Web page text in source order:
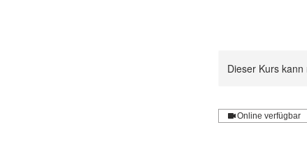
Dieser Kurs
Online verfügbar